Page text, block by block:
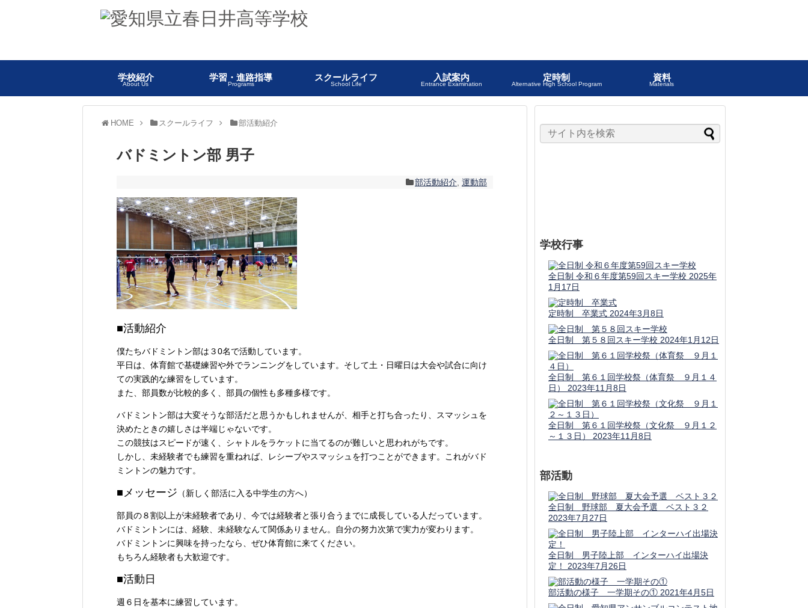
学校紹介
About Us
学習・進路指導
Programs
スクールライフ
School Life
入試案内
Entrance Examination
定時制
Alternative High School Program
資料
Materials
HOME スクールライフ 部活動紹介
バドミントン部 男子
部活動紹介, 運動部
■活動紹介
僕たちバドミントン部は３0名で活動しています。
平日は、体育館で基礎練習や外でランニングをしています。そして土・日曜日は大会や試合に向け
ての実践的な練習をしています。
また、部員数が比較的多く、部員の個性も多種多様です。
バドミントン部は大変そうな部活だと思うかもしれませんが、相手と打ち合ったり、スマッシュを
決めたときの嬉しさは半端じゃないです。
この競技はスピードが速く、シャトルをラケットに当てるのが難しいと思われがちです。
しかし、未経験者でも練習を重ねれば、レシーブやスマッシュを打つことができます。これがバド
ミントンの魅力です。
■メッセージ （新しく部活に入る中学生の方へ）
部員の８割以上が未経験者であり、今では経験者と張り合うまでに成長している人だっています。
バドミントンには、経験、未経験なんて関係ありません。自分の努力次第で実力が変わります。
バドミントンに興味を持ったなら、ぜひ体育館に来てください。
もちろん経験者も大歓迎です。
■活動日
週６日を基本に練習しています。
学校行事
全日制 令和６年度第59回スキー学校 2025年
1月17日
定時制 卒業式 2024年3月8日
全日制 第５８回スキー学校 2024年1月12日
全日制 第６１回学校祭（体育祭 ９月１４
日）
2023年11月8日
全日制 第６１回学校祭（文化祭 ９月１２
～１３日）
2023年11月8日
部活動
全日制 野球部 夏大会予選 ベスト３２
2023年7月27日
全日制 男子陸上部 インターハイ出場決
定！
2023年7月26日
部活動の様子 一学期その① 2021年4月5日